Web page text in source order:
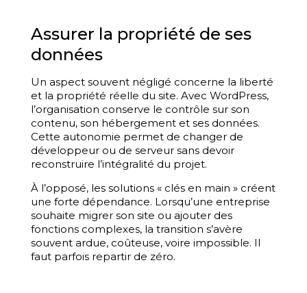
Assurer la propriété de ses
données
Un aspect souvent négligé concerne la liberté
et la propriété réelle du site. Avec WordPress,
l’organisation conserve le contrôle sur son
contenu, son hébergement et ses données.
Cette autonomie permet de changer de
développeur ou de serveur sans devoir
reconstruire l’intégralité du projet.
À l’opposé, les solutions « clés en main » créent
une forte dépendance. Lorsqu’une entreprise
souhaite migrer son site ou ajouter des
fonctions complexes, la transition s’avère
souvent ardue, coûteuse, voire impossible. Il
faut parfois repartir de zéro.